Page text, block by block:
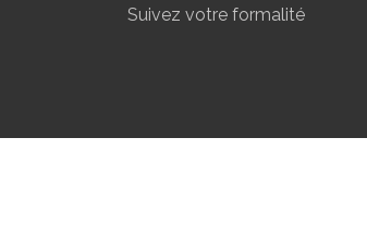
Suivez votre formalité